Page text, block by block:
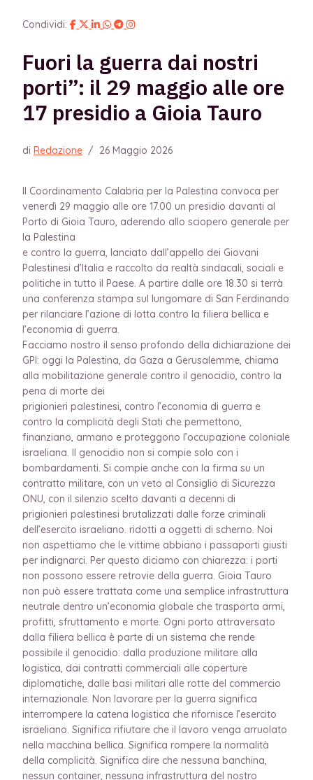
Condividi:
Fuori la guerra dai nostri
porti”: il 29 maggio alle ore
17 presidio a Gioia Tauro
di Redazione / 26 Maggio 2026
Il Coordinamento Calabria per la Palestina convoca per
venerdì 29 maggio alle ore 17.00 un presidio davanti al
Porto di Gioia Tauro, aderendo allo sciopero generale per
la Palestina
e contro la guerra, lanciato dall’appello dei Giovani
Palestinesi d’Italia e raccolto da realtà sindacali, sociali e
politiche in tutto il Paese. A partire dalle ore 18.30 si terrà
una conferenza stampa sul lungomare di San Ferdinando
per rilanciare l’azione di lotta contro la filiera bellica e
l’economia di guerra.
Facciamo nostro il senso profondo della dichiarazione dei
GPI: oggi la Palestina, da Gaza a Gerusalemme, chiama
alla mobilitazione generale contro il genocidio, contro la
pena di morte dei
prigionieri palestinesi, contro l’economia di guerra e
contro la complicità degli Stati che permettono,
finanziano, armano e proteggono l’occupazione coloniale
israeliana. Il genocidio non si compie solo con i
bombardamenti. Si compie anche con la firma su un
contratto militare, con un veto al Consiglio di Sicurezza
ONU, con il silenzio scelto davanti a decenni di
prigionieri palestinesi brutalizzati dalle forze criminali
dell’esercito israeliano. ridotti a oggetti di scherno. Noi
non aspettiamo che le vittime abbiano i passaporti giusti
per indignarci. Per questo diciamo con chiarezza: i porti
non possono essere retrovie della guerra. Gioia Tauro
non può essere trattata come una semplice infrastruttura
neutrale dentro un’economia globale che trasporta armi,
profitti, sfruttamento e morte. Ogni porto attraversato
dalla filiera bellica è parte di un sistema che rende
possibile il genocidio: dalla produzione militare alla
logistica, dai contratti commerciali alle coperture
diplomatiche, dalle basi militari alle rotte del commercio
internazionale. Non lavorare per la guerra significa
interrompere la catena logistica che rifornisce l’esercito
israeliano. Significa rifiutare che il lavoro venga arruolato
nella macchina bellica. Significa rompere la normalità
della complicità. Significa dire che nessuna banchina,
nessun container, nessuna infrastruttura del nostro